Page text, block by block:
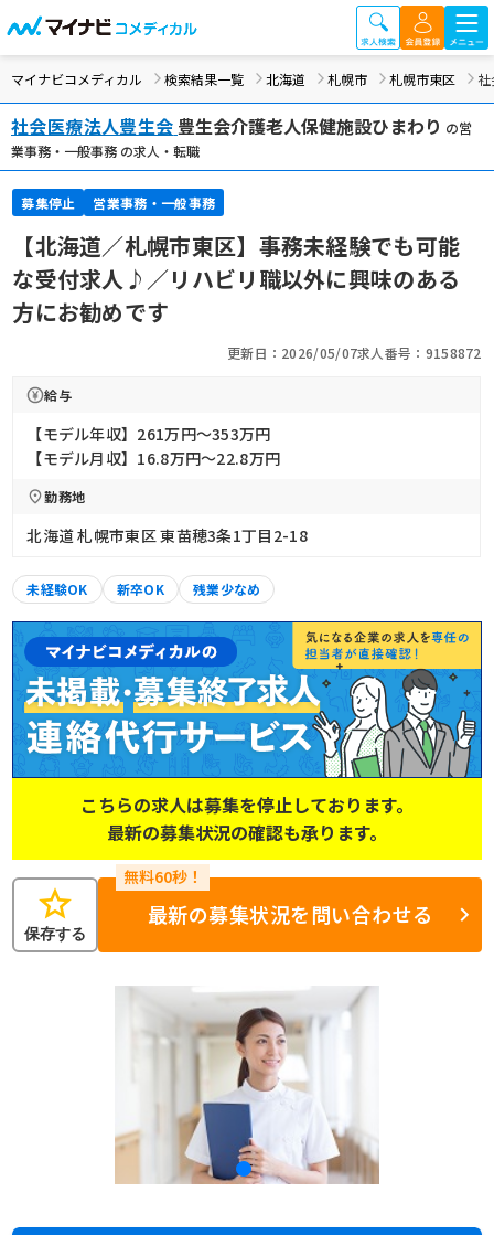
マイナビコメディカル 検索結果一覧 北海道 札幌市 札幌市東区
社会医療法人豊生会 豊生会介護老人保健施設ひまわり の営
業事務・一般事務 の求人・転職
募集停止 営業事務・一般事務
【北海道／札幌市東区】事務未経験でも可能
な受付求人♪／リハビリ職以外に興味のある
方にお勧めです
更新日：2026/05/07求人番号：9158872
給与
【モデル年収】261万円〜353万円
【モデル月収】16.8万円〜22.8万円
勤務地
北海道 札幌市東区 東苗穂3条1丁目2-18
未経験OK 新卒OK 残業少なめ
こちらの求人は募集を停止しております。
最新の募集状況の確認も承ります。
star
保存する
最新の募集状況を問い合わせる